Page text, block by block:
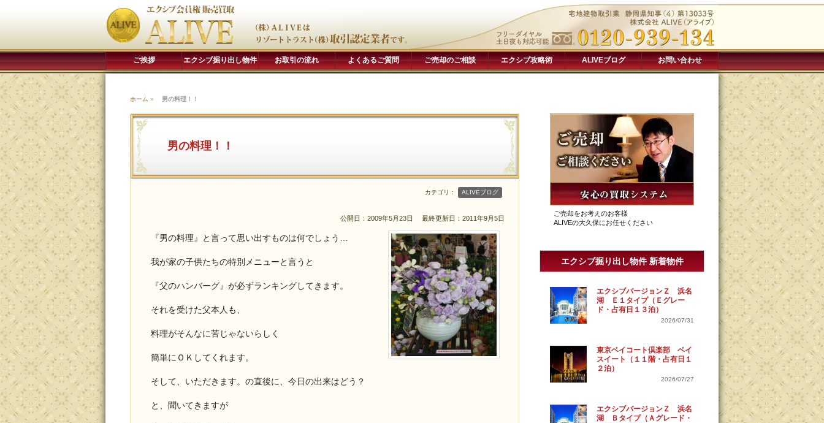
ご挨拶 エクシブ掘り出し物件 お取引の流れ よくあるご質問 ご売却のご相談 エクシブ攻略術 ALIVEブログ お問い合わせ
ホーム » 男の料理！！
男の料理！！
カテゴリ： ALIVEブログ
公開日：2009年5月23日 最終更新日：2011年9月5日
『男の料理』と言って思い出すものは何でしょう…
我が家の子供たちの特別メニューと言うと
『父のハンバーグ』が必ずランキングしてきます。
それを受けた父本人も、
料理がそんなに苦じゃないらしく
簡単にＯＫしてくれます。
そして、いただきます。の直後に、今日の出来はどう？
と、聞いてきますが
ご売却をお考えのお客様
ALIVEの大久保にお任せください
エクシブ掘り出し物件 新着物件
エクシブバージョンＺ 浜名
湖 Ｅ１タイプ（Ｅグレー
ド・占有日１３泊）
2026/07/31
東京ベイコート倶楽部 ベイ
スイート（１１階・占有日１
２泊）
2026/07/27
エクシブバージョンＺ 浜名
湖 Ｂタイプ（Ａグレード・